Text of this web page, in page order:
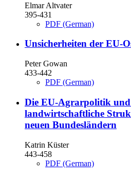
Elmar Altvater
395-431
PDF (German)
Unsicherheiten der EU-
Peter Gowan
433-442
PDF (German)
Die EU-Agrarpolitik
landwirtschaftliche
neuen Bundesländern
Katrin Küster
443-458
PDF (German)